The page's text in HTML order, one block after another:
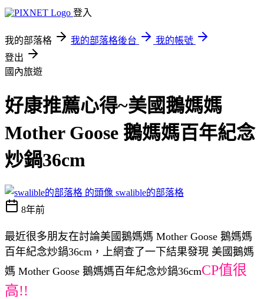
登入
我的部落格 我的部落格後台
我的帳號
登出
國內旅遊
好康推薦心得~美國鵝媽媽
Mother Goose 鵝媽媽百年紀念
炒鍋36cm
swalible的部落格
8年前
最近很多朋友在討論美國鵝媽媽 Mother Goose 鵝媽媽
百年紀念炒鍋36cm，上網查了一下結果發現 美國鵝媽
媽 Mother Goose 鵝媽媽百年紀念炒鍋36cmCP值很
高!!